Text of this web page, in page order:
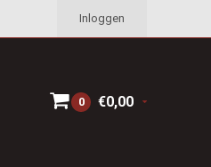
Inloggen
0 €0,00